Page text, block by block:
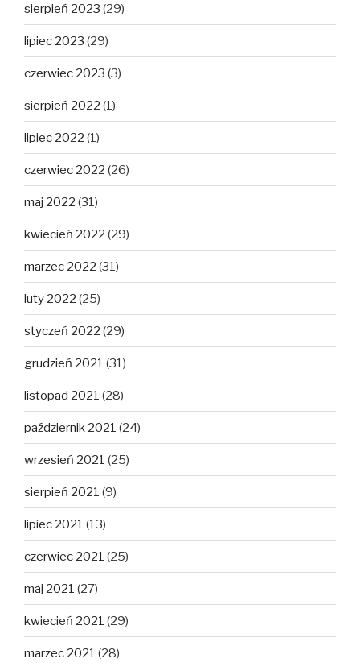
sierpień 2023 (29)
lipiec 2023 (29)
czerwiec 2023 (3)
sierpień 2022 (1)
lipiec 2022 (1)
czerwiec 2022 (26)
maj 2022 (31)
kwiecień 2022 (29)
marzec 2022 (31)
luty 2022 (25)
styczeń 2022 (29)
grudzień 2021 (31)
listopad 2021 (28)
październik 2021 (24)
wrzesień 2021 (25)
sierpień 2021 (9)
lipiec 2021 (13)
czerwiec 2021 (25)
maj 2021 (27)
kwiecień 2021 (29)
marzec 2021 (28)